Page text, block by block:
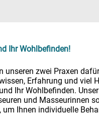
Ihr Wohlbefinden!
unseren zwei Praxen
Erfahrung und viel
Ihr Wohlbefinden.
und Masseurinnen
Ihnen individuelle